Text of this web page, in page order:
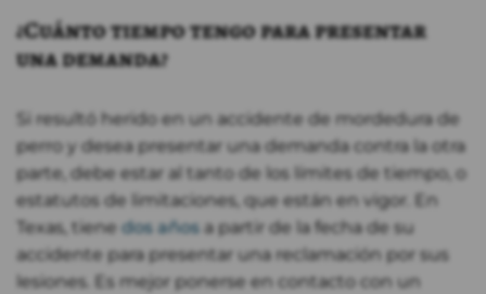
¿Cuánto tiempo tengo para presentar
una demanda?
Si resultó herido en un accidente de mordedura de
perro y desea presentar una demanda contra la otra
parte, debe estar al tanto de los límites de tiempo, o
estatutos de limitaciones, que están en vigor. En
Texas, tiene dos años a partir de la fecha de su
accidente para presentar una reclamación por sus
lesiones. Es mejor ponerse en contacto con un